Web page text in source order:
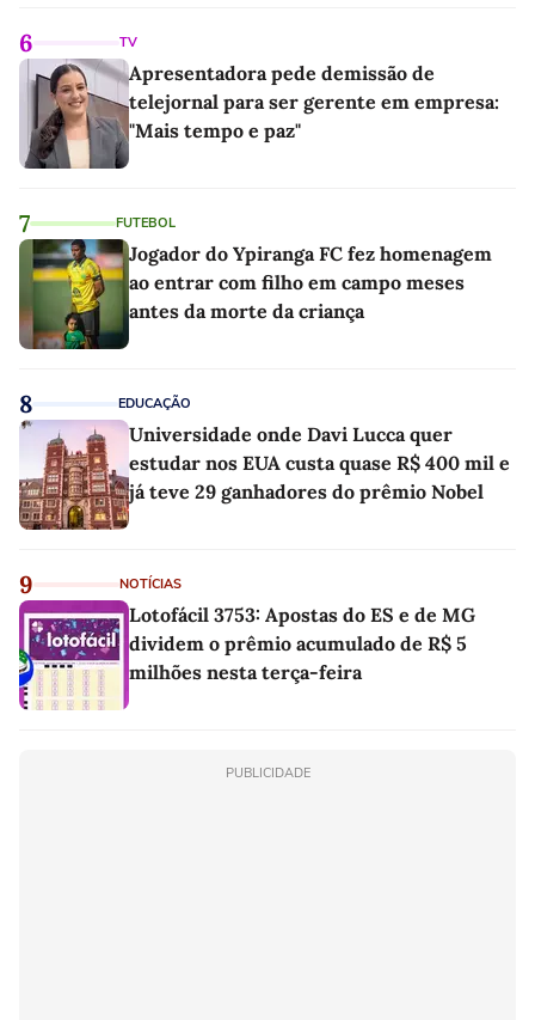
6 TV
Apresentadora pede demissão de
telejornal para ser gerente em empresa:
"Mais tempo e paz"
7 FUTEBOL
Jogador do Ypiranga FC fez homenagem
ao entrar com filho em campo meses
antes da morte da criança
8 EDUCAÇÃO
Universidade onde Davi Lucca quer
estudar nos EUA custa quase R$ 400 mil e
já teve 29 ganhadores do prêmio Nobel
9 NOTÍCIAS
Lotofácil 3753: Apostas do ES e de MG
dividem o prêmio acumulado de R$ 5
milhões nesta terça-feira
PUBLICIDADE